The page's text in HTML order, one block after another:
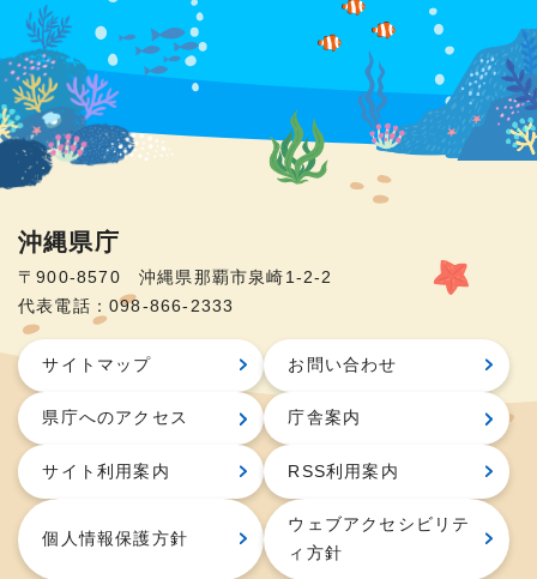
沖縄県庁
〒900-8570 沖縄県那覇市泉崎1-2-2
代表電話：098-866-2333
サイトマップ お問い合わせ
県庁へのアクセス 庁舎案内
サイト利用案内 RSS利用案内
個人情報保護方針
ウェブアクセシビリテ
ィ方針